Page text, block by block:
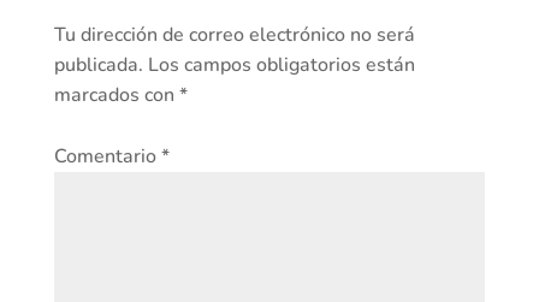
Tu dirección de correo electrónico no será
publicada. Los campos obligatorios están
marcados con *
Comentario*